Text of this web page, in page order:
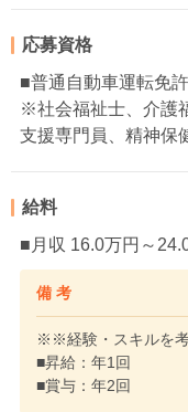
応募資格
■普通自動車運転免
※社会福祉士、介護
支援専門員、精神保
給料
■月収 16.0万円～
備 考
※※経験・スキルを
■昇給：年1回
■賞与：年2回